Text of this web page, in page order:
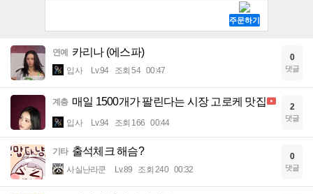
연예 카리나 (에스파)
입사 Lv.94 조회 54 00:47
0
댓글
계층 매일 1500개가 팔린다는 시장 고로케 맛집
입사 Lv.94 조회 166 00:44
2
댓글
기타 출석체크 해슴?
사실난라쿤 Lv.89 조회 240 00:32
0
댓글